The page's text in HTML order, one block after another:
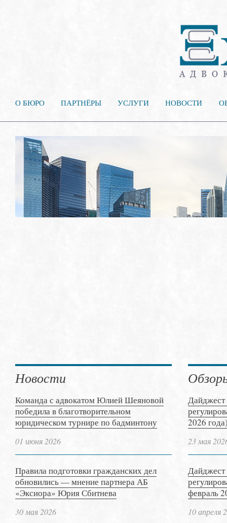
О БЮРО ПАРТНЁРЫ УСЛУГИ НОВОСТИ
Новости
Команда с адвокатом Юлией Шеяновой
победила в благотворительном
юридическом турнире по бадминтону
01 июня 2026
Правила подготовки гражданских дел
обновились — мнение партнера АБ
«Эксиора» Юрия Сбитнева
30 мая 2026
Дайджест
2026
23 мая
Дайджест
февраль
10 апреля